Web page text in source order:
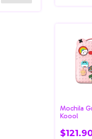
Mochila
Koool